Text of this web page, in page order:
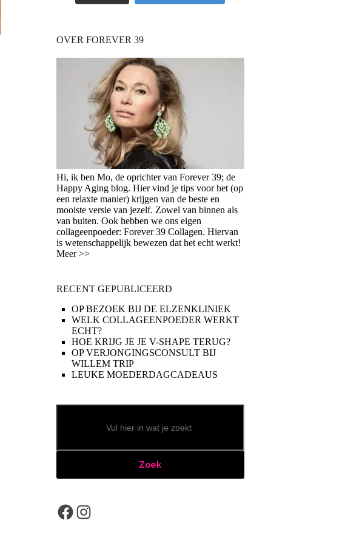
OVER FOREVER 39
Hi, ik ben Mo, de oprichter van Forever 39; de
Happy Aging blog. Hier vind je tips voor het (op
een relaxte manier) krijgen van de beste en
mooiste versie van jezelf. Zowel van binnen als
van buiten. Ook hebben we ons eigen
collageenpoeder: Forever 39 Collagen. Hiervan
is wetenschappelijk bewezen dat het echt werkt!
Meer >>
RECENT GEPUBLICEERD
OP BEZOEK BIJ DE ELZENKLINIEK
WELK COLLAGEENPOEDER WERKT
ECHT?
HOE KRIJG JE JE V-SHAPE TERUG?
OP VERJONGINGSCONSULT BIJ
WILLEM TRIP
LEUKE MOEDERDAGCADEAUS
Zoeken
Zoek
Facebook
Instagram